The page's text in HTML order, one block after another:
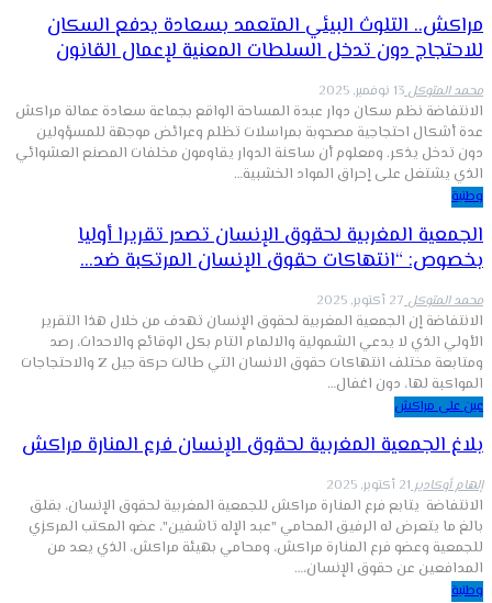
مراكش.. التلوث البيئي المتعمد بسعادة يدفع السكان
للاحتجاج دون تدخل السلطات المعنية لإعمال القانون
محمد المتوكل13 نوفمبر, 2025
الانتفاضة نظم سكان دوار عبدة المساحة الواقع بجماعة سعادة عمالة مراكش
عدة أشكال احتجاجية مصحوبة بمراسلات تظلم وعرائض موجهة للمسؤولين
دون تدخل يذكر. ومعلوم أن ساكنة الدوار يقاومون مخلفات المصنع العشوائي
الذي يشتغل على إحراق المواد الخشبية…
وطنية
الجمعية المغربية لحقوق الإنسان تصدر تقريرا أوليا
بخصوص: “انتهاكات حقوق الإنسان المرتكبة ضد…
محمد المتوكل27 أكتوبر, 2025
الانتفاضة إن الجمعية المغربية لحقوق الإنسان تهدف من خلال هذا التقرير
الأولي الذي لا يدعي الشمولية والالمام التام بكل الوقائع والاحداث، رصد
ومتابعة مختلف انتهاكات حقوق الانسان التي طالت حركة جيل Z والاحتجاجات
المواكبة لها، دون اغفال…
عين على مراكش
بلاغ الجمعية المغربية لحقوق الإنسان فرع المنارة مراكش
إلهام أوكادير21 أكتوبر, 2025
الانتفاضة يتابع فرع المنارة مراكش للجمعية المغربية لحقوق الإنسان، بقلق
بالغ ما يتعرض له الرفيق المحامي "عبد الإله تاشفين"، عضو المكتب المركزي
للجمعية وعضو فرع المنارة مراكش، ومحامي بهيئة مراكش، الذي يعد من
المدافعين عن حقوق الإنسان،…
وطنية